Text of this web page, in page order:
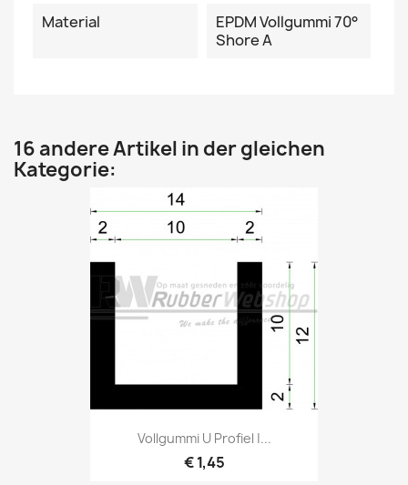
Material
EPDM Vollgummi 70°
Shore A
16 andere Artikel in der gleichen
Kategorie:
Vollgummi U Profiel |...
€ 1,45